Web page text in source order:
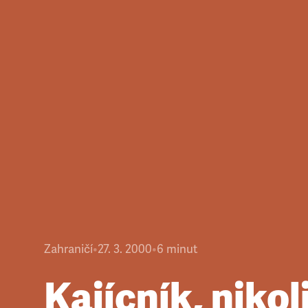
Zahraničí•27. 3. 2000•6 minut
Kajícník,